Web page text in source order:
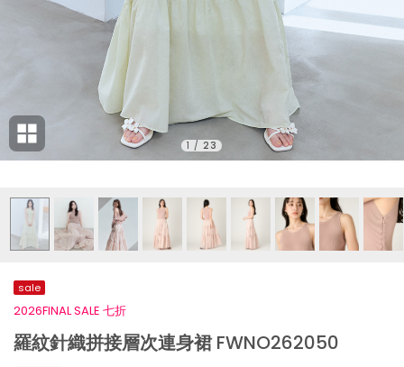
1 / 23
sale
2026FINAL SALE 七折
羅紋針織拼接層次連身裙 FWNO262050